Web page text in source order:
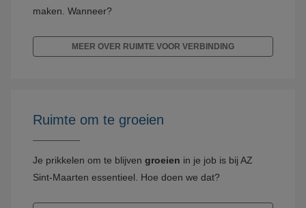
maken. Wanneer?
MEER OVER RUIMTE VOOR VERBINDING
Ruimte om te groeien
Je prikkelen om te blijven groeien in je job is bij AZ
Sint-Maarten essentieel. Hoe doen we dat?